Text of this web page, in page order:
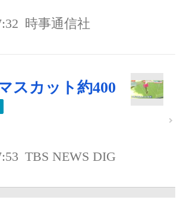
時事通信社
スカット約400
TBS NEWS DIG